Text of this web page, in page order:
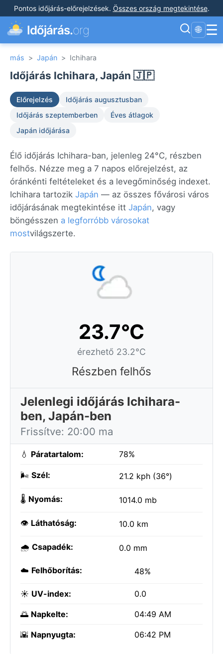
Pontos időjárás-előrejelzések. Összes ország megtekintése.
Időjárás.org 🌐 ☰
más > Japán > Ichihara
Időjárás Ichihara, Japán 🇯🇵
Előrejelzés
Időjárás augusztusban
Időjárás szeptemberben
Éves átlagok
Japán időjárása
Élő időjárás Ichihara-ban, jelenleg 24°C, részben
felhős. Nézze meg a 7 napos előrejelzést, az
óránkénti feltételeket és a levegőminőség indexet.
Ichihara tartozik Japán — az összes fővárosi város
időjárásának megtekintése itt Japán, vagy
böngésszen a legforróbb városokat
mostvilágszerte.
23.7°C
érezhető 23.2°C
Részben felhős
Jelenlegi időjárás Ichihara-
ben, Japán-ben
Frissítve: 20:00 ma
💧 Páratartalom: 78%
🌬️ Szél: 21.2 kph (36°)
🌡️ Nyomás: 1014.0 mb
👁️ Láthatóság: 10.0 km
🌧️ Csapadék: 0.0 mm
☁️ Felhőborítás: 48%
☀️ UV-index: 0.0
🌅 Napkelte: 04:49 AM
🌇 Napnyugta: 06:42 PM